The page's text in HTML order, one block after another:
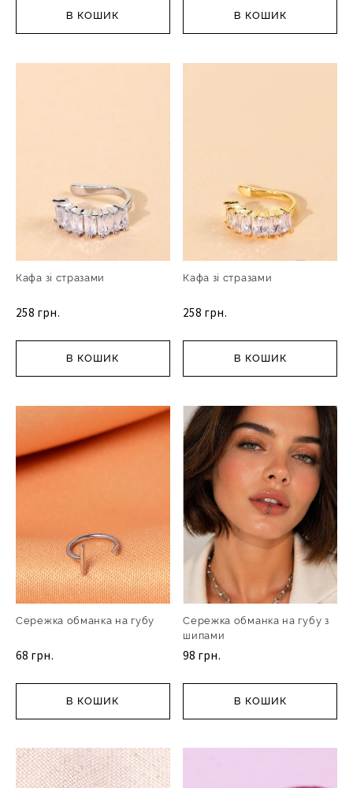
В КОШИК В КОШИК
Кафа зі стразами
258 грн.
В КОШИК
Кафа зі стразами
258 грн.
В КОШИК
Сережка обманка на губу
68 грн.
В КОШИК
Сережка обманка на губу з
шипами
98 грн.
В КОШИК